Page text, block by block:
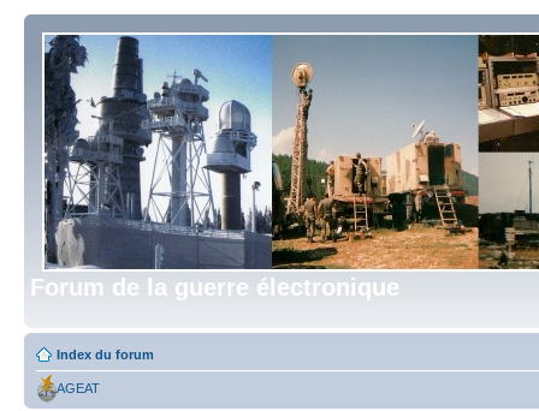
Forum de la guerre électronique
Index du forum
AGEAT